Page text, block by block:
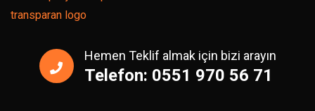
Hemen Teklif almak için bizi arayın
Telefon: 0551 970 56 71